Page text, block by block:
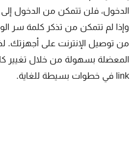
الدخول، فلن تتمكن من الدخول إلى
وإذا لم تتمكن من تذكر كلمة سر
من توصيل الإنترنت على أجهزتك.
link في خطوات بسيطة للغاية.